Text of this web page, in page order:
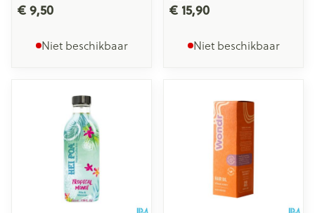
€ 9,50
Niet beschikbaar
€ 15,90
Niet beschikbaar